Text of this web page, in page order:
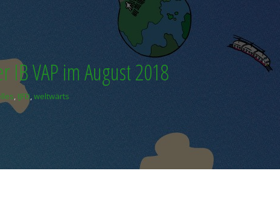
VAP im August 2018
, IJFD,weltwärts